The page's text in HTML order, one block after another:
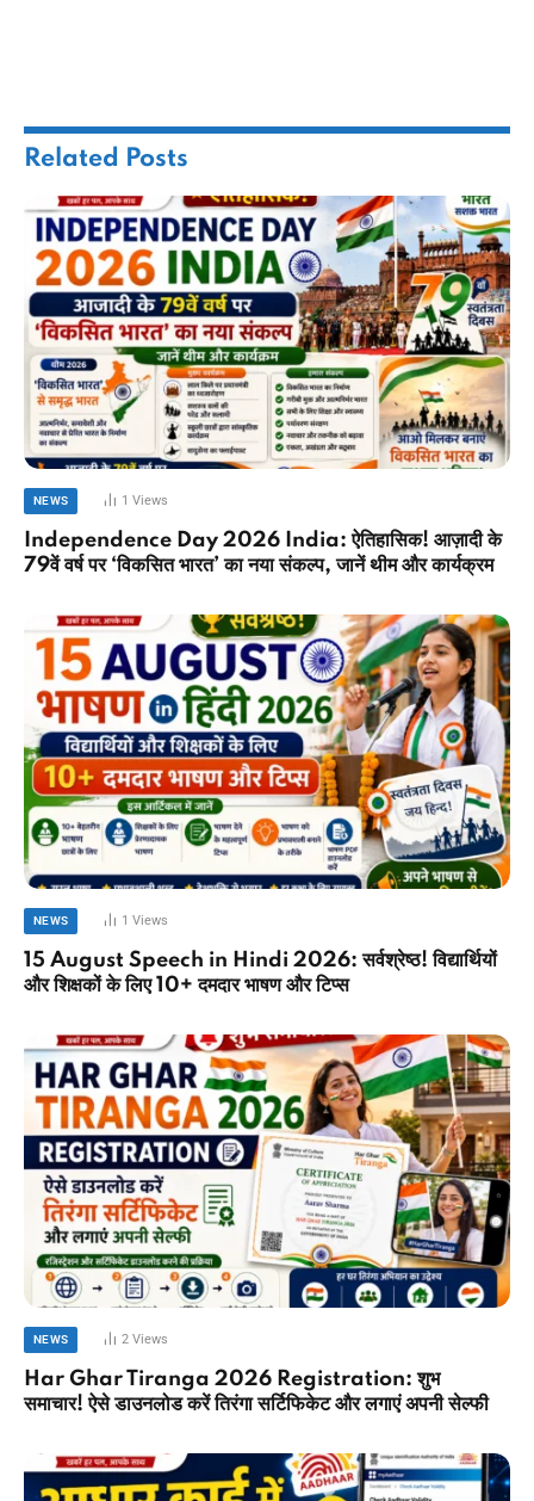
Related Posts
NEWS 1Views
Independence Day 2026 India: ऐतिहासिक! आज़ादी के
79वें वर्ष पर ‘विकसित भारत’ का नया संकल्प, जानें थीम और कार्यक्रम
NEWS 1Views
15 August Speech in Hindi 2026: सर्वश्रेष्ठ! विद्यार्थियों
और शिक्षकों के लिए 10+ दमदार भाषण और टिप्स
NEWS 2Views
Har Ghar Tiranga 2026 Registration: शुभ
समाचार! ऐसे डाउनलोड करें तिरंगा सर्टिफिकेट और लगाएं अपनी सेल्फी